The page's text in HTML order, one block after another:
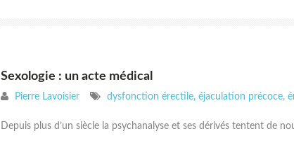
Sexologie : un acte médical
Pierre Lavoisier dysfonction érectile, éjaculation précoce,
Depuis plus d’un siècle la psychanalyse et ses dérivés tentent de